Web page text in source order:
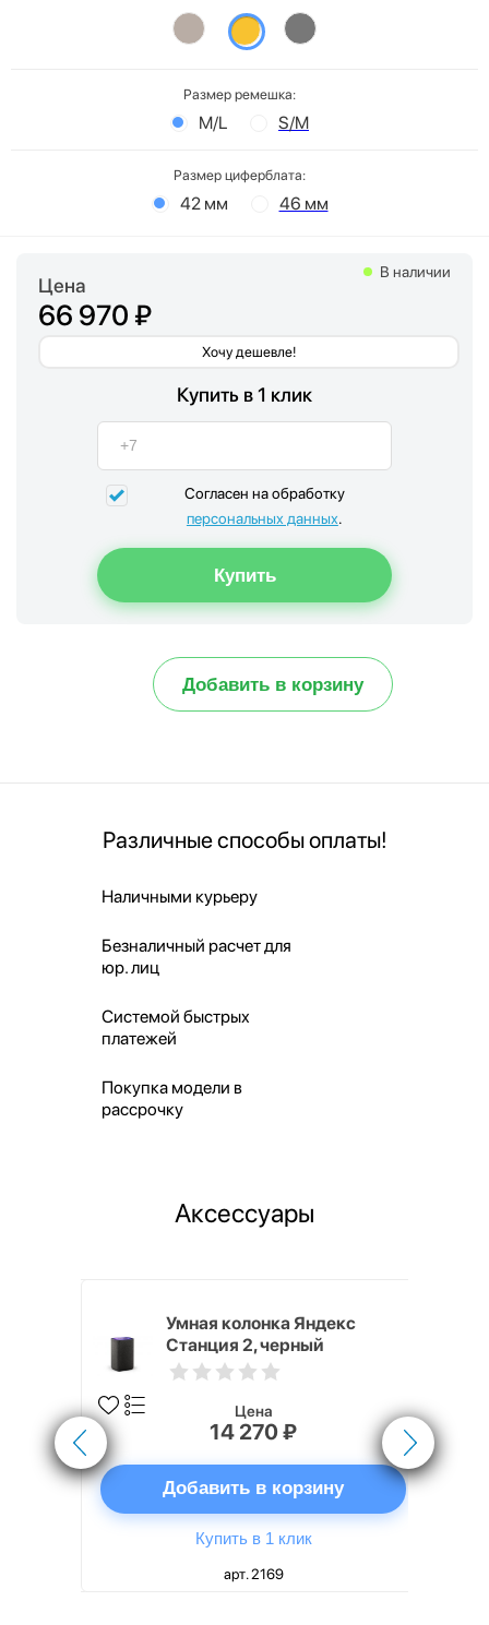
Размер ремешка:
M/L S/M
Размер циферблата:
42 мм 46 мм
Цена
66 970 ₽
Хочу дешевле!
В наличии
Купить в 1 клик
Согласен на обработку
персональных данных.
Добавить в корзину
Различные способы оплаты!
Наличными курьеру
Безналичный расчет для
юр. лиц
Системой быстрых
платежей
Покупка модели в
рассрочку
Аксессуары
Умная колонка Яндекс
Станция 2, черный
Цена
14 270 ₽
Добавить в корзину
Купить в 1 клик
арт. 2169